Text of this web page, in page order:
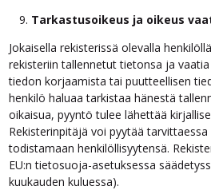
Tarkastusoikeus ja oikeus
Jokaisella rekisterissä olevalla
rekisteriin tallennetut tietonsa ja
tiedon korjaamista tai puutteellisen
henkilö haluaa tarkistaa hänestä
oikaisua, pyyntö tulee lähettää
Rekisterinpitäjä voi pyytää
todistamaan henkilöllisyytensä.
EU:n tietosuoja-asetuksessa
kuukauden kuluessa).